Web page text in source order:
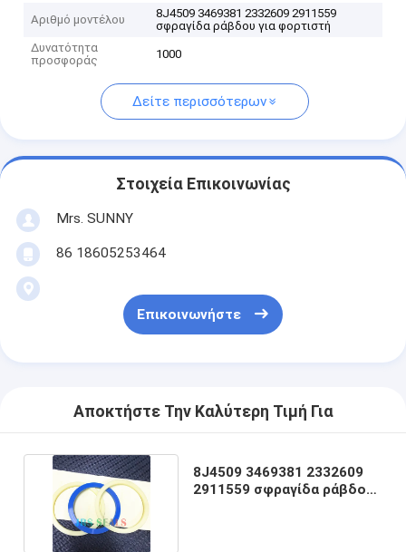
Αριθμό μοντέλου
8J4509 3469381 2332609 2911559
σφραγίδα ράβδου για φορτιστή
Δυνατότητα
προσφοράς
1000
Δείτε περισσότερων
Στοιχεία Επικοινωνίας
Mrs. SUNNY
86 18605253464
Επικοινωνήστε
Αποκτήστε Την Καλύτερη Τιμή Για
8J4509 3469381 2332609
2911559 σφραγίδα ράβδου